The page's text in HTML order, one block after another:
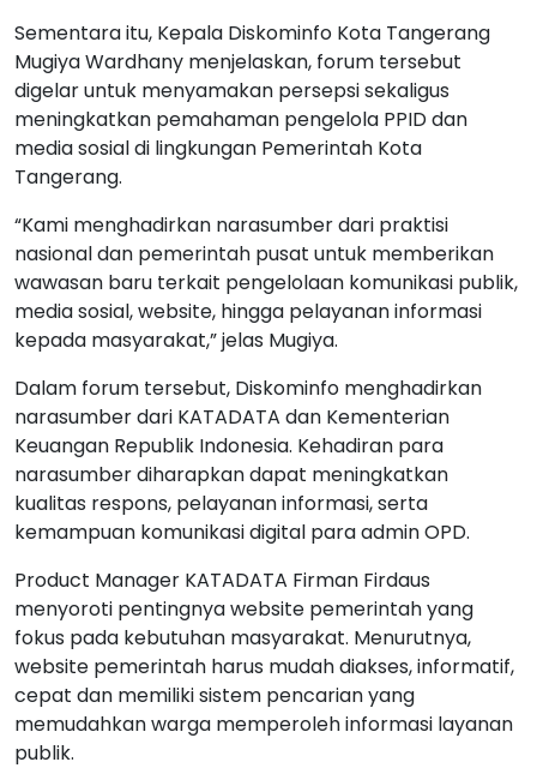
Sementara itu, Kepala Diskominfo Kota Tangerang
Mugiya Wardhany menjelaskan, forum tersebut
digelar untuk menyamakan persepsi sekaligus
meningkatkan pemahaman pengelola PPID dan
media sosial di lingkungan Pemerintah Kota
Tangerang.
“Kami menghadirkan narasumber dari praktisi
nasional dan pemerintah pusat untuk memberikan
wawasan baru terkait pengelolaan komunikasi publik,
media sosial, website, hingga pelayanan informasi
kepada masyarakat,” jelas Mugiya.
Dalam forum tersebut, Diskominfo menghadirkan
narasumber dari KATADATA dan Kementerian
Keuangan Republik Indonesia. Kehadiran para
narasumber diharapkan dapat meningkatkan
kualitas respons, pelayanan informasi, serta
kemampuan komunikasi digital para admin OPD.
Product Manager KATADATA Firman Firdaus
menyoroti pentingnya website pemerintah yang
fokus pada kebutuhan masyarakat. Menurutnya,
website pemerintah harus mudah diakses, informatif,
cepat dan memiliki sistem pencarian yang
memudahkan warga memperoleh informasi layanan
publik.